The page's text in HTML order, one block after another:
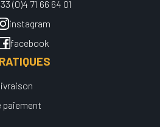
(0)4 71 66 64 01
instagram
facebook
paiement